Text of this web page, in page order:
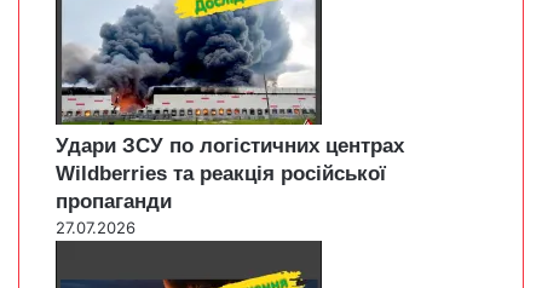
Удари ЗСУ по логістичних центрах
Wildberries та реакція російської
пропаганди
27.07.2026